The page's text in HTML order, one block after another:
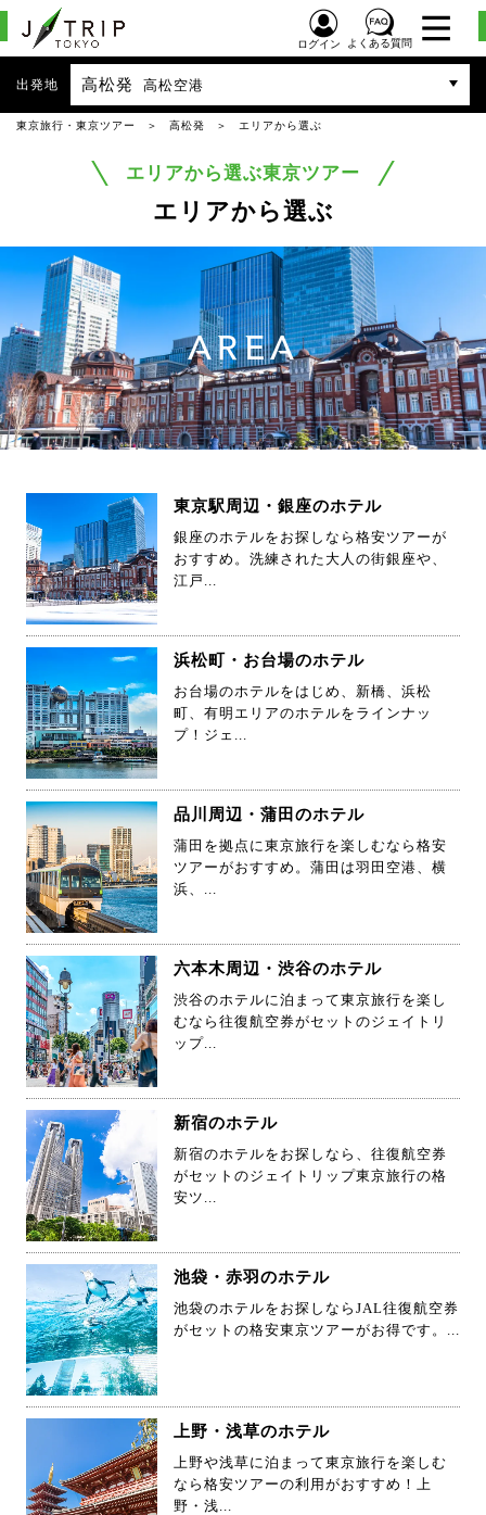
ログイン よくある質問
出発地 高松発 高松空港
東京旅行・東京ツアー 高松発 エリアから選ぶ
エリアから選ぶ東京ツアー
エリアから選ぶ
AREA
東京駅周辺・銀座のホテル
銀座のホテルをお探しなら格安ツアーが
おすすめ。洗練された大人の街銀座や、
江戸...
浜松町・お台場のホテル
お台場のホテルをはじめ、新橋、浜松
町、有明エリアのホテルをラインナッ
プ！ジェ...
品川周辺・蒲田のホテル
蒲田を拠点に東京旅行を楽しむなら格安
ツアーがおすすめ。蒲田は羽田空港、横
浜、...
六本木周辺・渋谷のホテル
渋谷のホテルに泊まって東京旅行を楽し
むなら往復航空券がセットのジェイトリ
ップ...
新宿のホテル
新宿のホテルをお探しなら、往復航空券
がセットのジェイトリップ東京旅行の格
安ツ...
池袋・赤羽のホテル
池袋のホテルをお探しならJAL往復航空券
がセットの格安東京ツアーがお得です。...
上野・浅草のホテル
上野や浅草に泊まって東京旅行を楽しむ
なら格安ツアーの利用がおすすめ！上
野・浅...